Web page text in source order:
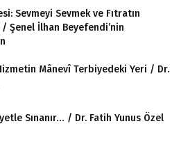
Sevmeyi Sevmek ve Fıtratın
Şenel İlhan Beyefendi’nin
Mânevî Terbiyedeki Yeri / Dr.
Sınanır… / Dr. Fatih Yunus Özel